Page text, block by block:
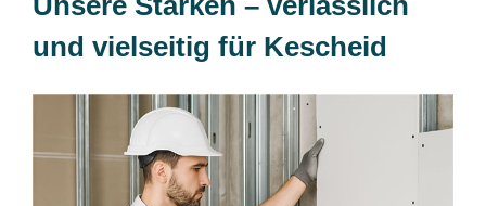
und vielseitig für Kescheid